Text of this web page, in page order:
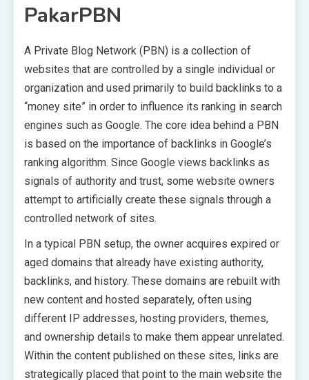
PakarPBN
A Private Blog Network (PBN) is a collection of
websites that are controlled by a single individual or
organization and used primarily to build backlinks to a
“money site” in order to influence its ranking in search
engines such as Google. The core idea behind a PBN
is based on the importance of backlinks in Google’s
ranking algorithm. Since Google views backlinks as
signals of authority and trust, some website owners
attempt to artificially create these signals through a
controlled network of sites.
In a typical PBN setup, the owner acquires expired or
aged domains that already have existing authority,
backlinks, and history. These domains are rebuilt with
new content and hosted separately, often using
different IP addresses, hosting providers, themes,
and ownership details to make them appear unrelated.
Within the content published on these sites, links are
strategically placed that point to the main website the